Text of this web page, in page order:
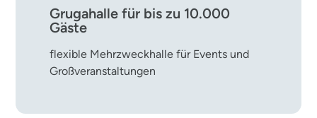
Grugahalle für bis zu 10.000
Gäste
flexible Mehrzweckhalle für Events und
Großveranstaltungen